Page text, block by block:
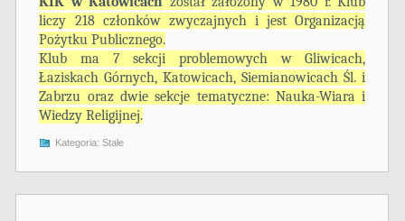
liczy 218 członków zwyczajnych i jest Organizacją
Pożytku Publicznego.
Klub ma 7 sekcji problemowych w Gliwicach,
Łaziskach Górnych, Katowicach, Siemianowicach Śl. i
Zabrzu oraz dwie sekcje tematyczne: Nauka-Wiara i
Wiedzy Religijnej.
Kategoria:Stałe